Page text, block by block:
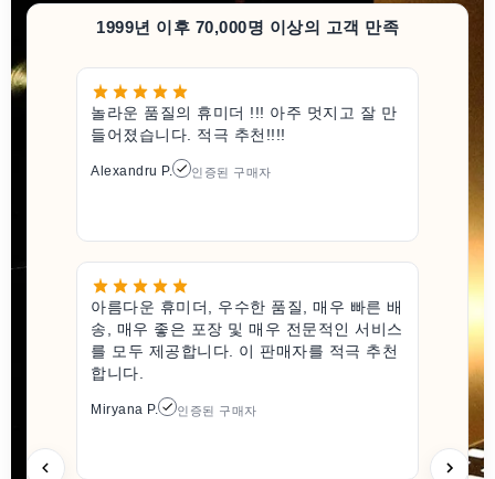
1999년 이후 70,000명 이상의 고객 만족
놀라운 품질의 휴미더 !!! 아주 멋지고 잘 만
들어졌습니다. 적극 추천!!!!
Alexandru P. 인증된 구매자
아름다운 휴미더, 우수한 품질, 매우 빠른 배
송, 매우 좋은 포장 및 매우 전문적인 서비스
를 모두 제공합니다. 이 판매자를 적극 추천
합니다.
Miryana P. 인증된 구매자